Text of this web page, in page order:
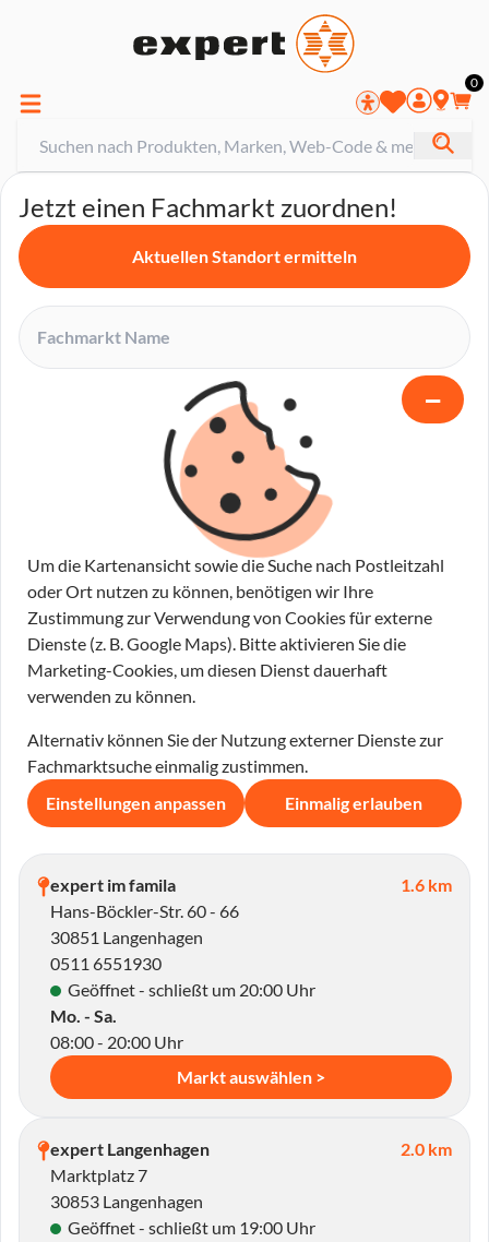
0
Jetzt einen Fachmarkt zuordnen!
Aktuellen Standort ermitteln
expert im famila
1.6 km
Hans-Böckler-Str. 60 - 66
30851 Langenhagen
0511 6551930
Geöffnet - schließt um 20:00 Uhr
Mo. - Sa.
08:00 - 20:00 Uhr
Markt auswählen >
expert Langenhagen
2.0 km
Marktplatz 7
30853 Langenhagen
Geöffnet - schließt um 19:00 Uhr
−
Um die Kartenansicht sowie die Suche nach Postleitzahl
oder Ort nutzen zu können, benötigen wir Ihre
Zustimmung zur Verwendung von Cookies für externe
Dienste (z. B. Google Maps). Bitte aktivieren Sie die
Marketing-Cookies, um diesen Dienst dauerhaft
verwenden zu können.
Alternativ können Sie der Nutzung externer Dienste zur
Fachmarktsuche einmalig zustimmen.
Einstellungen anpassen
Einmalig erlauben